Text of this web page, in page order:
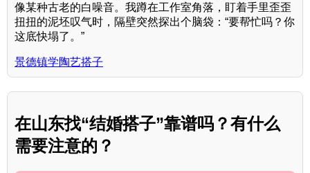
像某种古老的白噪音。我蹲在工作室角落，盯着手里歪歪
扭扭的泥坯叹气时，隔壁突然探出个脑袋：“要帮忙吗？你
这底快塌了。”
景德镇学陶艺搭子
在山东找“结婚搭子”靠谱吗？有什么
需要注意的？